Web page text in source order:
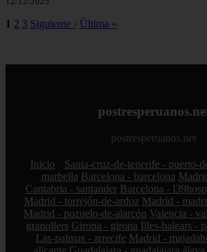
1 2 3 Siguiente › Última »
postresperuanos.net
Inicio Santa-cruz-de-tenerife - puerto-
marbella Barcelona - barcelona
Cantabria - santander Barcelona -
Madrid - torrejón-de-ardoz Madrid -
Madrid - pozuelo-de-alarcón Valencia -
granollers Girona - girona Illes-balears -
Las-palmas - arrecife Madrid -